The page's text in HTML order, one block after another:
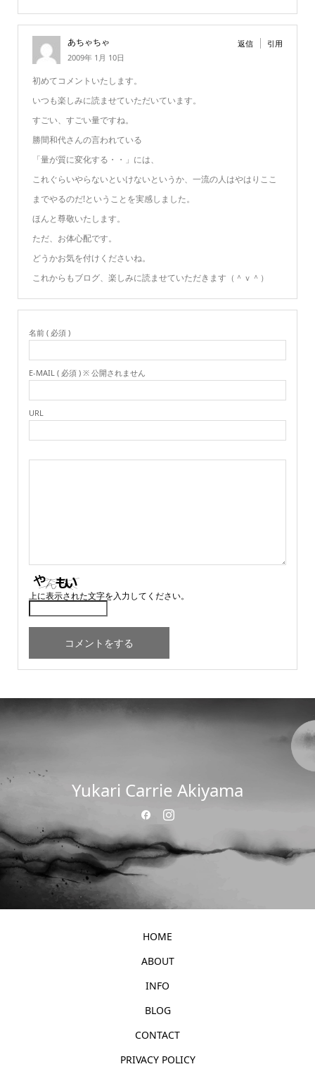
あちゃちゃ
2009年 1月 10日
返信 引用
初めてコメントいたします。
いつも楽しみに読ませていただいています。
すごい、すごい量ですね。
勝間和代さんの言われている
「量が質に変化する・・」には、
これぐらいやらないといけないというか、一流の人はやはりここ
までやるのだ!ということを実感しました。
ほんと尊敬いたします。
ただ、お体心配です。
どうかお気を付けくださいね。
これからもブログ、楽しみに読ませていただきます（＾ｖ＾）
名前 ( 必須 )
E-MAIL ( 必須 ) ※ 公開されません
URL
上に表示された文字を入力してください。
Yukari Carrie Akiyama
HOME
ABOUT
INFO
BLOG
CONTACT
PRIVACY POLICY